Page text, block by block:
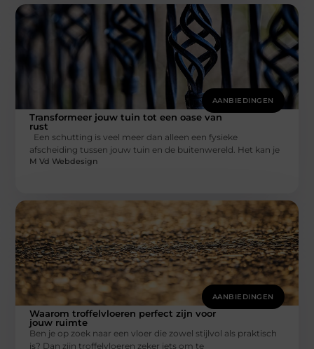
AANBIEDINGEN
Transformeer jouw tuin tot een oase van
rust
Een schutting is veel meer dan alleen een fysieke
afscheiding tussen jouw tuin en de buitenwereld. Het kan je
M Vd Webdesign
AANBIEDINGEN
Waarom troffelvloeren perfect zijn voor
jouw ruimte
Ben je op zoek naar een vloer die zowel stijlvol als praktisch
is? Dan zijn troffelvloeren zeker iets om te